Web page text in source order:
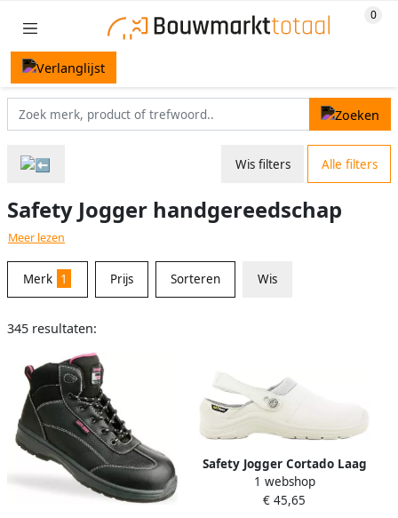
Wis filters Alle filters
Safety Jogger handgereedschap
Meer lezen
Merk 1 Prijs Sorteren Wis
345 resultaten:
Safety Jogger Cortado Laag
SB Wit 00.118.057.46
1 webshop
€ 45,65